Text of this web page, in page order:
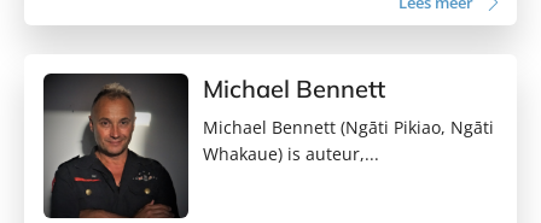
Michael Bennett
Michael Bennett (Ngāti Pikiao, Ngāti
Whakaue) is auteur,...